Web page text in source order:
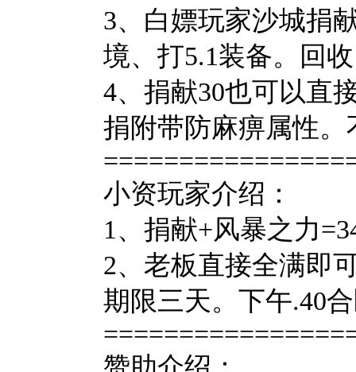
3、白嫖玩家沙城捐
境、打5.1装备。回
4、捐献30也可以直
捐附带防麻痹属性。
小资玩家介绍：
1、捐献+风暴之力
2、老板直接全满即
期限三天。下午.40